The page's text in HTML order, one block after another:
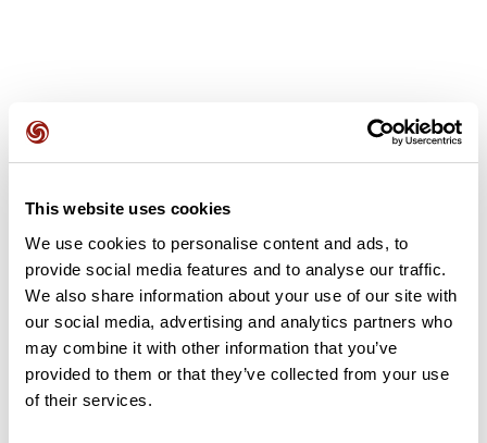
This website uses cookies
We use cookies to personalise content and ads, to
provide social media features and to analyse our traffic.
We also share information about your use of our site with
our social media, advertising and analytics partners who
may combine it with other information that you’ve
provided to them or that they’ve collected from your use
of their services.
Avis des utilisateurs
Soyez le premier à ajouter un avis !
Ajouter un avis
Résumé